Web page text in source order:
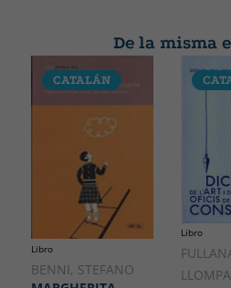
De la misma
CATALÁN
Libro
BENNI, STEFANO
Libro